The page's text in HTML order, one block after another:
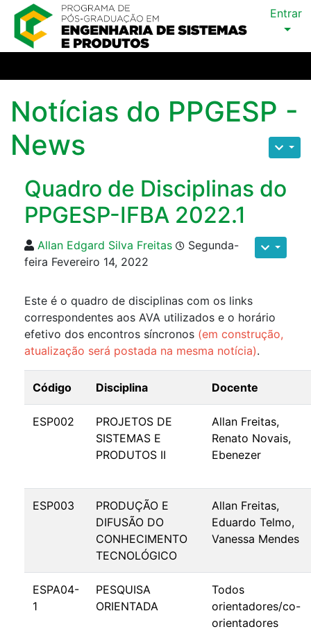
Entrar
Notícias do PPGESP -
News
Quadro de Disciplinas do
PPGESP-IFBA 2022.1
Allan Edgard Silva Freitas
Segunda-
feira Fevereiro 14, 2022
Este é o quadro de disciplinas com os links
correspondentes aos AVA utilizados e o horário
efetivo dos encontros síncronos (em construção,
atualização será postada na mesma notícia).
Código Disciplina Docente
ESP002
PROJETOS DE
SISTEMAS E
PRODUTOS II
Allan Freitas,
Renato Novais,
Ebenezer
ESP003
PRODUÇÃO E
DIFUSÃO DO
CONHECIMENTO
TECNOLÓGICO
Allan Freitas,
Eduardo Telmo,
Vanessa Mendes
ESPA04-
1
PESQUISA
ORIENTADA
Todos
orientadores/co-
orientadores